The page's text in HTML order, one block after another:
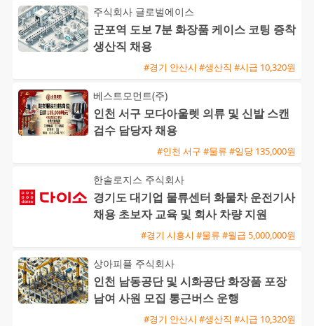
주식회사 글로벌에이스
군포역 도보 7분 화장품 케이스 코팅 증착
생산직 채용
#경기 안산시 #생산직 #시급 10,320원
베스트모먼트(주)
인천 서구 모다아울렛 의류 및 신발 스캔
검수 담당자 채용
#인천 서구 #물류 #일당 135,000원
한솔로지스 주식회사
경기도 대기업 물류센터 화물차 운전기사
채용 초보자 교육 및 회사 차량 지원
#경기 시흥시 #물류 #월급 5,000,000원
상아피플 주식회사
인천 남동공단 및 시화공단 화장품 포장
남여 사원 모집 통근버스 운행
#경기 안산시 #생산직 #시급 10,320원